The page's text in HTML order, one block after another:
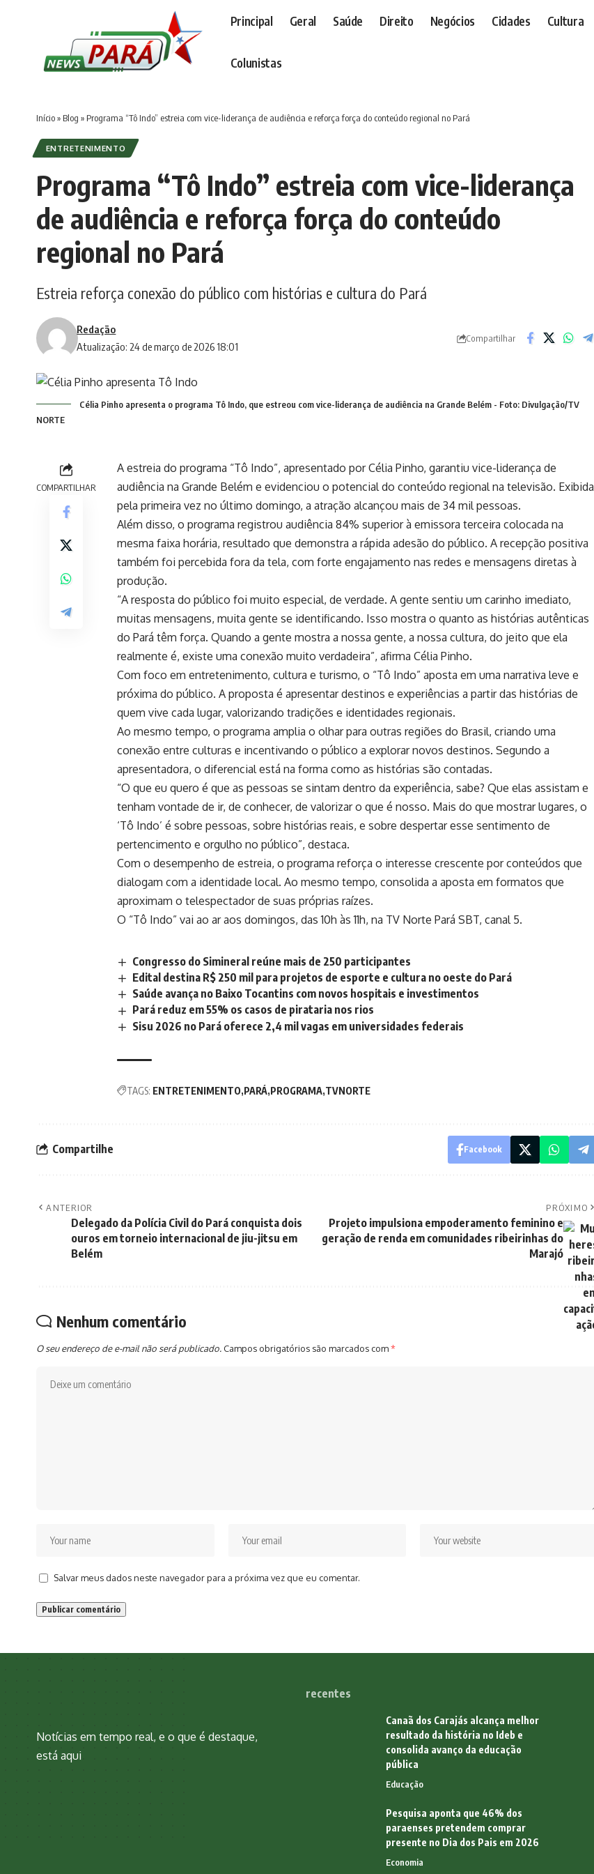
Principal Geral Saúde Direito Negócios Cidades Cultura
Colunistas
Início» Blog » Programa “Tô Indo” estreia com vice-liderança de audiência e reforça força do conteúdo regional no Pará
ENTRETENIMENTO
Programa “Tô Indo” estreia com vice-liderança
de audiência e reforça força do conteúdo
regional no Pará
Estreia reforça conexão do público com histórias e cultura do Pará
Atualização: 24 de março de 2026 18:01
Redação
Compartilhar
Célia Pinho apresenta o programa Tô Indo, que estreou com vice-liderança de audiência na Grande Belém - Foto: Divulgação/TV
NORTE
COMPARTILHAR
A estreia do programa “Tô Indo”, apresentado por Célia Pinho, garantiu vice-liderança de
audiência na Grande Belém e evidenciou o potencial do conteúdo regional na televisão. Exibida
pela primeira vez no último domingo, a atração alcançou mais de 34 mil pessoas.
Além disso, o programa registrou audiência 84% superior à emissora terceira colocada na
mesma faixa horária, resultado que demonstra a rápida adesão do público. A recepção positiva
também foi percebida fora da tela, com forte engajamento nas redes e mensagens diretas à
produção.
“A resposta do público foi muito especial, de verdade. A gente sentiu um carinho imediato,
muitas mensagens, muita gente se identificando. Isso mostra o quanto as histórias autênticas
do Pará têm força. Quando a gente mostra a nossa gente, a nossa cultura, do jeito que ela
realmente é, existe uma conexão muito verdadeira”, afirma Célia Pinho.
Com foco em entretenimento, cultura e turismo, o “Tô Indo” aposta em uma narrativa leve e
próxima do público. A proposta é apresentar destinos e experiências a partir das histórias de
quem vive cada lugar, valorizando tradições e identidades regionais.
Ao mesmo tempo, o programa amplia o olhar para outras regiões do Brasil, criando uma
conexão entre culturas e incentivando o público a explorar novos destinos. Segundo a
apresentadora, o diferencial está na forma como as histórias são contadas.
“O que eu quero é que as pessoas se sintam dentro da experiência, sabe? Que elas assistam e
tenham vontade de ir, de conhecer, de valorizar o que é nosso. Mais do que mostrar lugares, o
‘Tô Indo’ é sobre pessoas, sobre histórias reais, e sobre despertar esse sentimento de
pertencimento e orgulho no público”, destaca.
Com o desempenho de estreia, o programa reforça o interesse crescente por conteúdos que
dialogam com a identidade local. Ao mesmo tempo, consolida a aposta em formatos que
aproximam o telespectador de suas próprias raízes.
O “Tô Indo” vai ao ar aos domingos, das 10h às 11h, na TV Norte Pará SBT, canal 5.
Congresso do Simineral reúne mais de 250 participantes
Edital destina R$ 250 mil para projetos de esporte e cultura no oeste do Pará
Saúde avança no Baixo Tocantins com novos hospitais e investimentos
Pará reduz em 55% os casos de pirataria nos rios
Sisu 2026 no Pará oferece 2,4 mil vagas em universidades federais
TAGS: ENTRETENIMENTO PARÁ PROGRAMA TVNORTE
Compartilhe Facebook
ANTERIOR
Delegado da Polícia Civil do Pará conquista dois
ouros em torneio internacional de jiu-jitsu em
Belém
PRÓXIMO
Projeto impulsiona empoderamento feminino e
geração de renda em comunidades ribeirinhas do
Marajó
Nenhum comentário
O seu endereço de e-mail não será publicado. Campos obrigatórios são marcados com*
Salvar meus dados neste navegador para a próxima vez que eu comentar.
Notícias em tempo real, e o que é destaque,
está aqui
recentes
Canaã dos Carajás alcança melhor
resultado da história no Ideb e
consolida avanço da educação
pública
Educação
Pesquisa aponta que 46% dos
paraenses pretendem comprar
presente no Dia dos Pais em 2026
Economia